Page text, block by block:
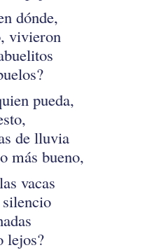
dónde,
vivieron
pueda,
de lluvia
más bueno,
vacas
lejos?